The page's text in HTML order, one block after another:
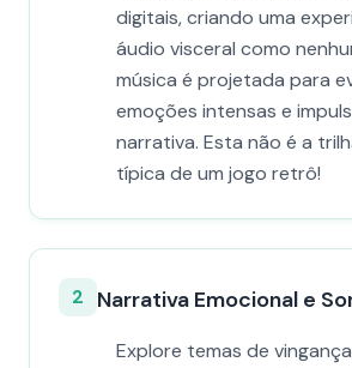
digitais, criando uma
áudio visceral como
música é projetada para
emoções intensas e
narrativa. Esta não é a
típica de um jogo retrô!
2 Narrativa Emocional e
Explore temas de